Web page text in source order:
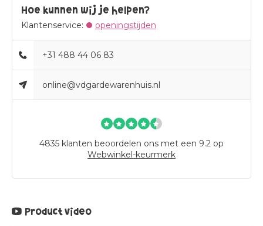
Hoe kunnen wij je helpen?
Klantenservice:
openingstijden
+31 488 44 06 83
online@vdgardewarenhuis.nl
4835 klanten beoordelen ons met een 9.2 op
Webwinkel-keurmerk
Product video